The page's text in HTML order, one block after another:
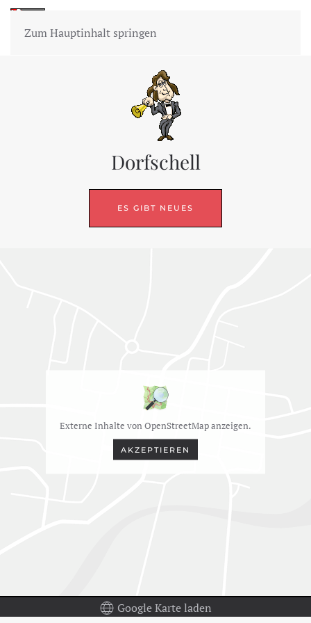
Zum Hauptinhalt springen
Dorfschell
ES GIBT NEUES
Externe Inhalte von OpenStreetMap anzeigen.
AKZEPTIEREN
Google Karte laden